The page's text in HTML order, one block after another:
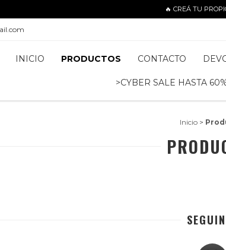
🔥 CREÁ TU
INICIO PRODUCTOS CONTACTO
>CYBER SALE HASTA
Inicio >